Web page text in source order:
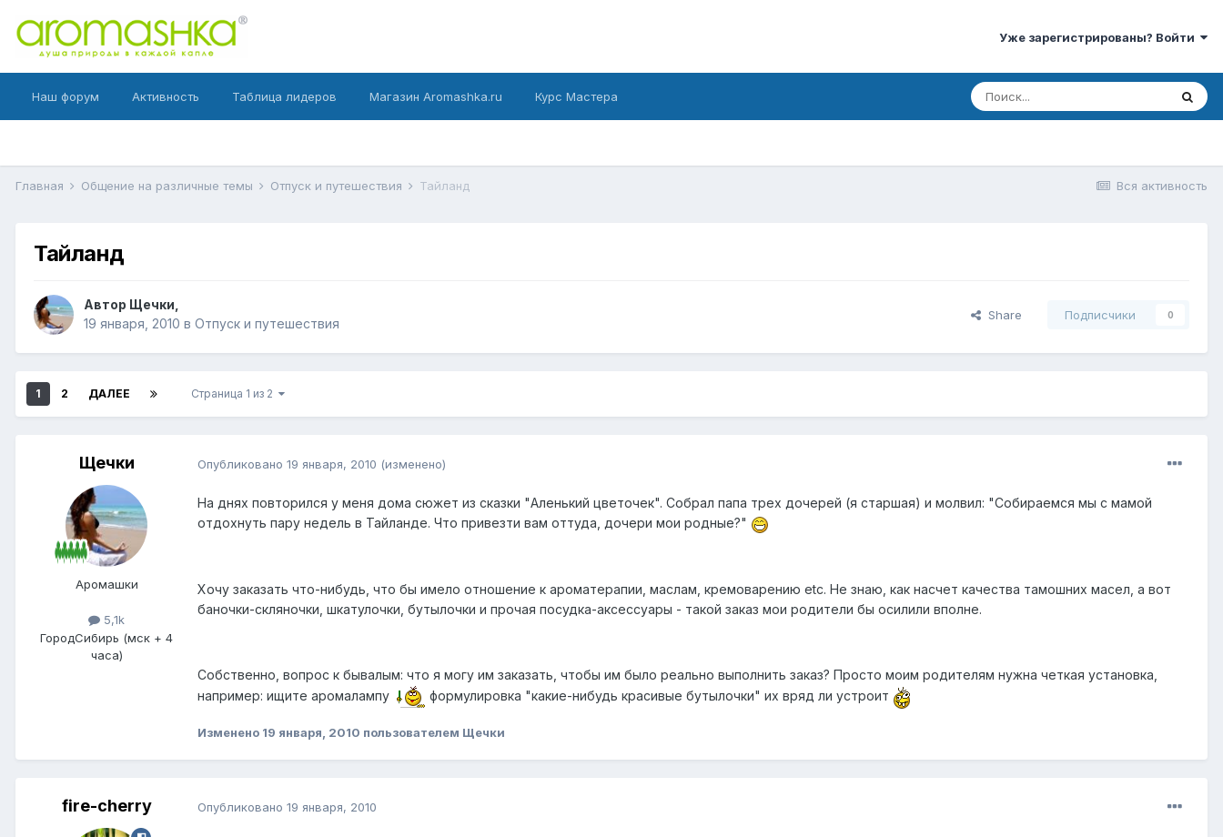
Уже зарегистрированы? Войти
Наш форум Активность Таблица лидеров Магазин Aromashka.ru Курс Мастера
Вся активность
Главная Общение на различные темы Отпуск и путешествия Тайланд
Тайланд
Автор Щечки
19 января, 2010 в Отпуск и путешествия
Share Подписчики 0
1 2 ДАЛЕЕ Страница 1 из 2
Щечки
Аромашки
5,1k
ГородСибирь (мск + 4
часа)
Опубликовано 19 января, 2010 (изменено)
На днях повторился у меня дома сюжет из сказки "Аленький цветочек". Собрал папа трех дочерей (я старшая) и молвил: "Собираемся мы с мамой
отдохнуть пару недель в Тайланде. Что привезти вам оттуда, дочери мои родные?"
Хочу заказать что-нибудь, что бы имело отношение к ароматерапии, маслам, кремоварению etc. Не знаю, как насчет качества тамошних масел, а вот
баночки-скляночки, шкатулочки, бутылочки и прочая посудка-аксессуары - такой заказ мои родители бы осилили вполне.
Собственно, вопрос к бывалым: что я могу им заказать, чтобы им было реально выполнить заказ? Просто моим родителям нужна четкая установка,
например: ищите аромалампу
формулировка "какие-нибудь красивые бутылочки" их вряд ли устроит
Изменено 19 января, 2010 пользователем Щечки
fire-cherry Опубликовано 19 января, 2010